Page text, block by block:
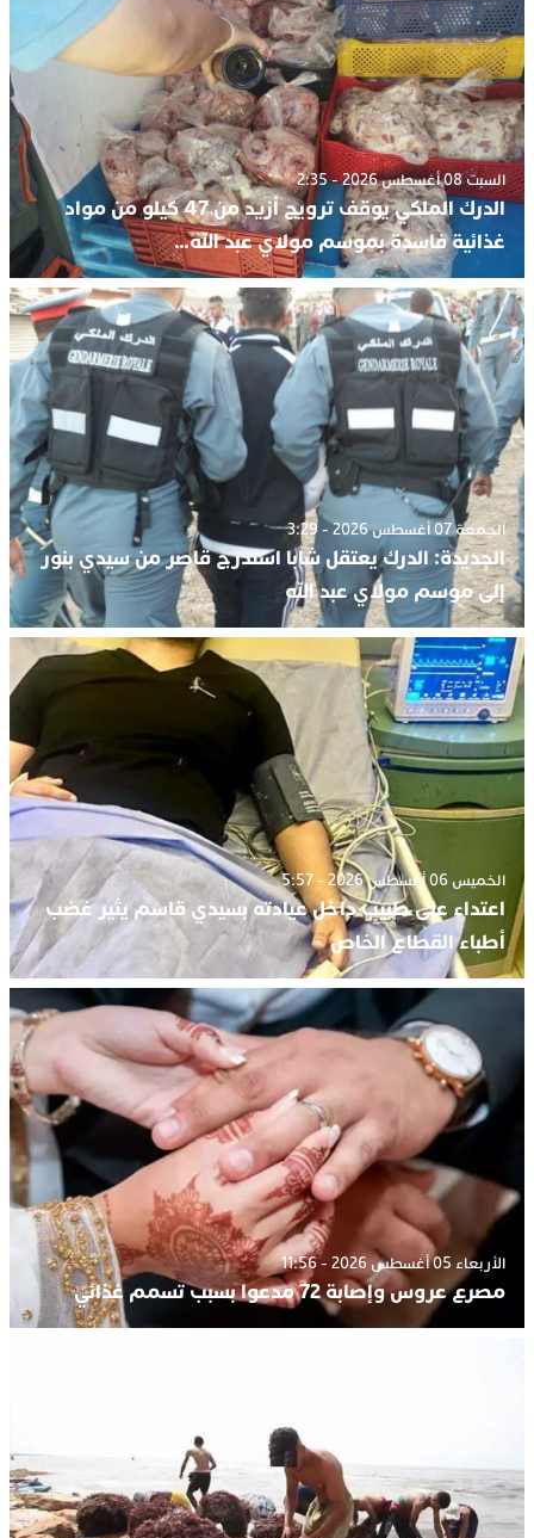
السبت 08 أغسطس 2026 - 2:35
الدرك الملكي يوقف ترويج أزيد من 47 كيلو من مواد
غذائية فاسدة بموسم مولاي عبد الله…
الجمعة 07 أغسطس 2026 - 3:29
الجديدة: الدرك يعتقل شابا استدرج قاصر من سيدي بنور
إلى موسم مولاي عبد الله
الخميس 06 أغسطس 2026 - 5:57
اعتداء على طبيب داخل عيادته بسيدي قاسم يثير غضب
أطباء القطاع الخاص
الأربعاء 05 أغسطس 2026 - 11:56
مصرع عروس وإصابة 72 مدعوا بسبب تسمم غذائي